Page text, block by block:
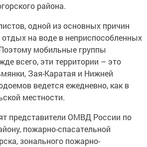
района.
одной из основных причин
на воде в неприспособленных
мобильные группы
всего, эти территории – это
Зая-Каратая и Нижней
ведется ежедневно, как в
местности.
представители ОМВД России по
пожарно-спасательной
зонального пожарно-